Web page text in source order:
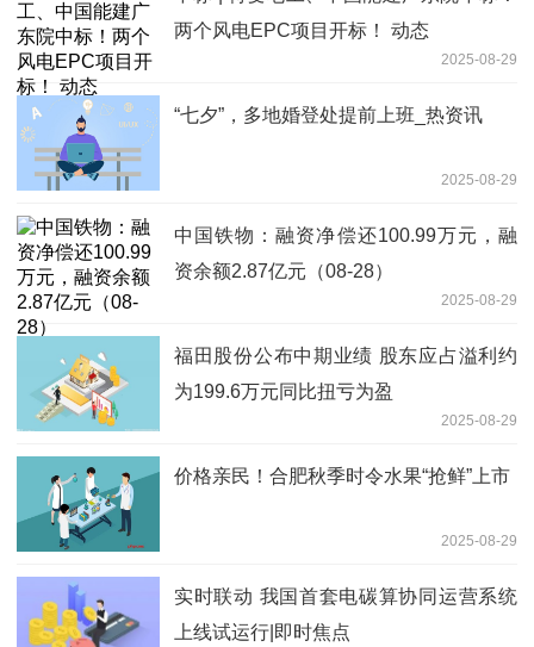
两个风电EPC项目开标！ 动态
2025-08-29
“七夕”，多地婚登处提前上班_热资讯
2025-08-29
中国铁物：融资净偿还100.99万元，融
资余额2.87亿元（08-28）
2025-08-29
福田股份公布中期业绩 股东应占溢利约
为199.6万元同比扭亏为盈
2025-08-29
价格亲民！合肥秋季时令水果“抢鲜”上市
2025-08-29
实时联动 我国首套电碳算协同运营系统
上线试运行|即时焦点